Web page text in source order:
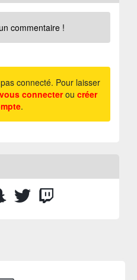
commentaire !
connecté. Pour laisser
vous connecterou créer
.